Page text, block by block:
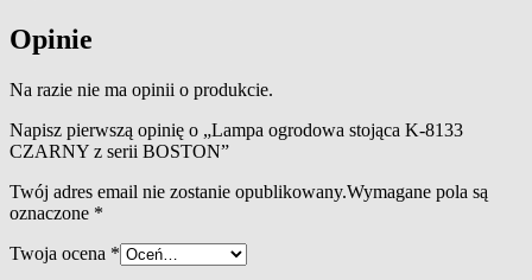
Opinie
Na razie nie ma opinii o produkcie.
Napisz pierwszą opinię o „Lampa ogrodowa stojąca K-8133
CZARNY z serii BOSTON”
Twój adres email nie zostanie opublikowany.Wymagane pola są
oznaczone *
Twoja ocena *